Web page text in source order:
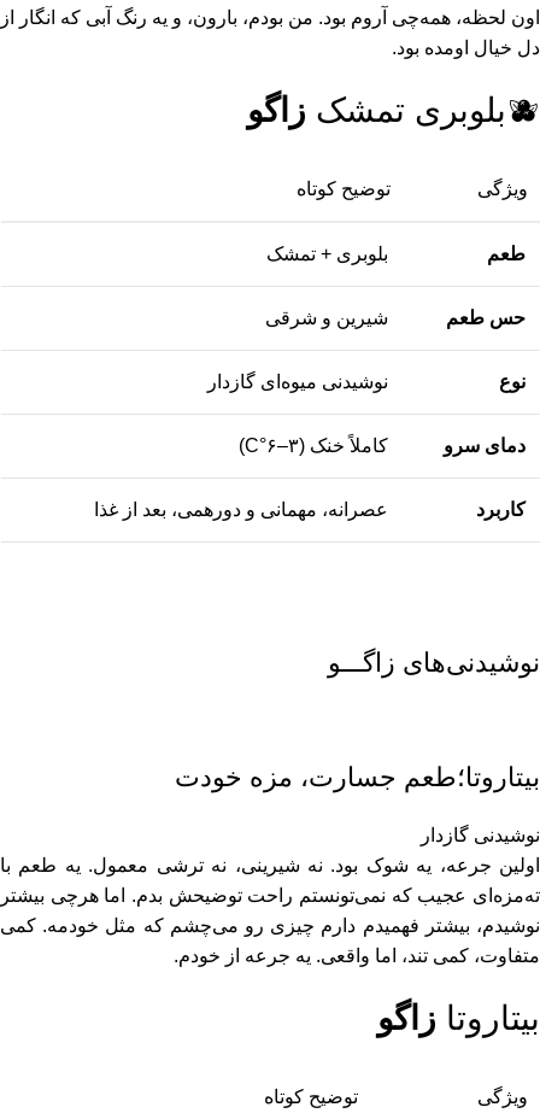
اون لحظه، همه‌چی آروم بود. من بودم، بارون، و یه رنگ آبی که انگار از
دل خیال اومده بود.
🫐بلوبری تمشک زاگو
ویژگی توضیح کوتاه
طعم بلوبری + تمشک
حس طعم شیرین و شرقی
نوع نوشیدنی میوه‌ای گازدار
دمای سرو کاملاً خنک (۳–۶°C)
کاربرد عصرانه، مهمانی و دورهمی، بعد از غذا
نوشیدنی‌های زاگـــو
بیتاروتا؛طعم جسارت، مزه خودت
نوشیدنی گازدار
اولین جرعه، یه شوک بود. نه شیرینی، نه ترشی معمول. یه طعم با
ته‌مزه‌ای عجیب که نمی‌تونستم راحت توضیحش بدم. اما هرچی بیشتر
نوشیدم، بیشتر فهمیدم دارم چیزی رو می‌چشم که مثل خودمه. کمی
متفاوت، کمی تند، اما واقعی. یه جرعه از خودم.
بیتاروتا زاگو
ویژگی توضیح کوتاه